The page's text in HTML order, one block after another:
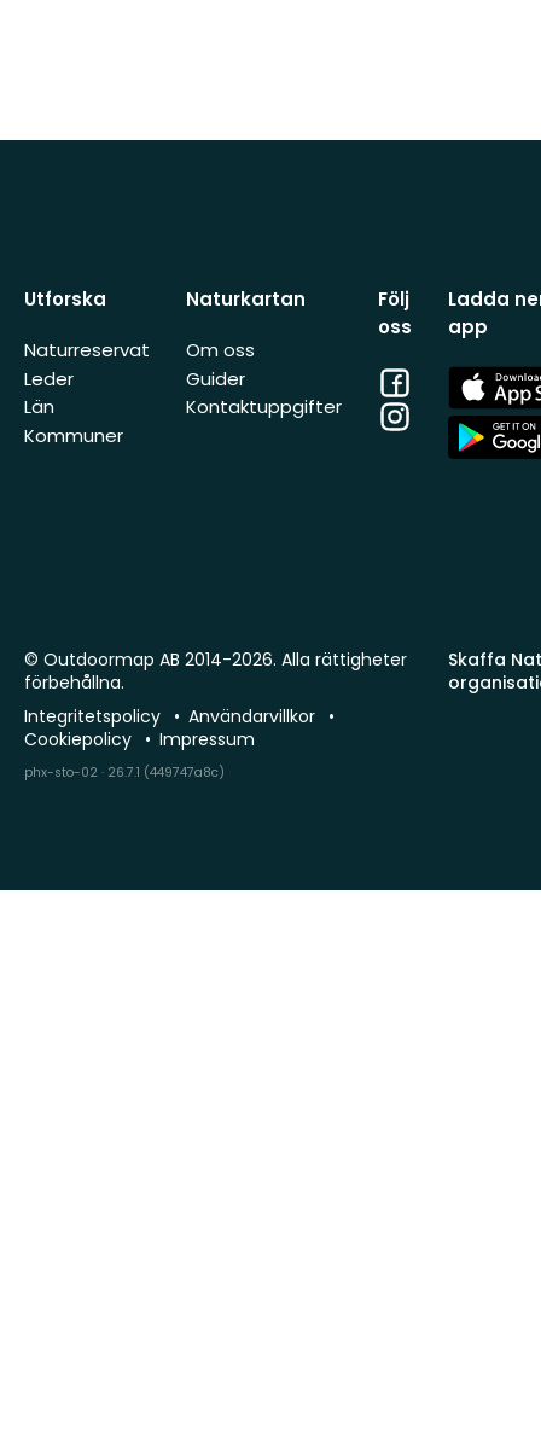
Utforska
Naturreservat
Leder
Län
Kommuner
Naturkartan
Om oss
Guider
Kontaktuppgifter
Följ
oss
Facebook
Instagram
Ladda
app
App
Store
App
Store
Skaffa
© Outdoormap AB 2014-2026. Alla rättigheter
förbehållna.
Integritetspolicy
Användarvillkor
Cookiepolicy
Impressum
phx-sto-02 · 26.7.1 (449747a8c)